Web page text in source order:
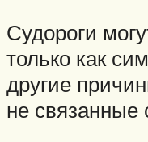
Судороги
только как
другие
не связанные